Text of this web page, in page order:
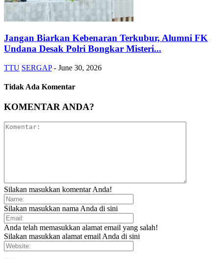
Jangan Biarkan Kebenaran Terkubur, Alumni FK
Undana Desak Polri Bongkar Misteri...
TTU SERGAP - June 30, 2026
Tidak Ada Komentar
KOMENTAR ANDA?
Silakan masukkan komentar Anda!
Silakan masukkan nama Anda di sini
Anda telah memasukkan alamat email yang salah!
Silakan masukkan alamat email Anda di sini